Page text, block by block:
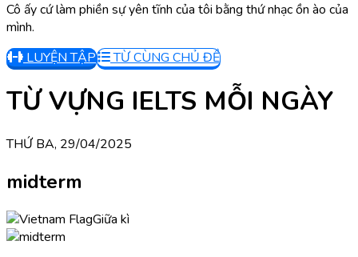
Cô ấy cứ làm phiền sự yên tĩnh của tôi bằng thứ nhạc ồn ào của
mình.
LUYỆN TẬP
TỪ CÙNG CHỦ ĐỀ
TỪ VỰNG IELTS MỖI NGÀY
THỨ BA, 29/04/2025
midterm
Giữa kì